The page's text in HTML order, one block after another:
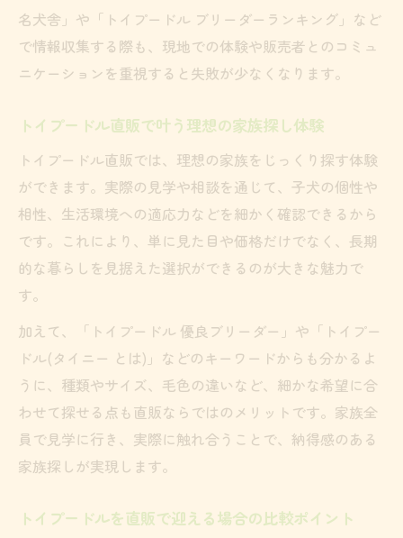
トイプードル直販で家族に合う子を選ぶ方
法
トイプードルを直販で探す際のチェックリ
名犬舎」や「トイプードル ブリーダーランキング」など
で情報収集する際も、現地での体験や販売者とのコミュ
ニケーションを重視すると失敗が少なくなります。
トイプードル直販で叶う理想の家族探し体験
トイプードル直販では、理想の家族をじっくり探す体験
ができます。実際の見学や相談を通じて、子犬の個性や
相性、生活環境への適応力などを細かく確認できるから
です。これにより、単に見た目や価格だけでなく、長期
的な暮らしを見据えた選択ができるのが大きな魅力で
す。
加えて、「トイプードル 優良ブリーダー」や「トイプー
ドル(タイニー とは)」などのキーワードからも分かるよ
うに、種類やサイズ、毛色の違いなど、細かな希望に合
わせて探せる点も直販ならではのメリットです。家族全
員で見学に行き、実際に触れ合うことで、納得感のある
家族探しが実現します。
トイプードルを直販で迎える場合の比較ポイント